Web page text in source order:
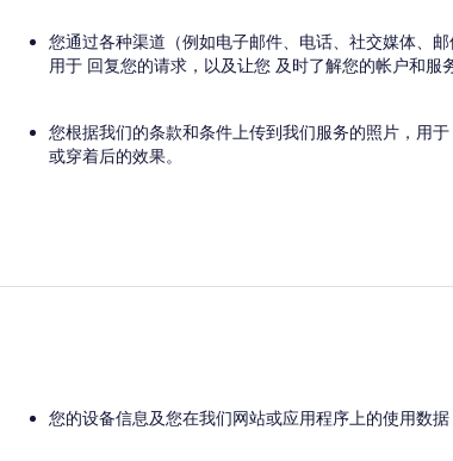
您通过各种渠道（例如电子邮件、电话、社交媒体、
用于 回复您的请求，以及让您 及时了解您的帐户和服
您根据我们的条款和条件上传到我们服务的照片，用
或穿着后的效果。
您的设备信息及您在我们网站或应用程序上的使用数